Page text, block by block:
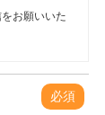
お願いいた
必須